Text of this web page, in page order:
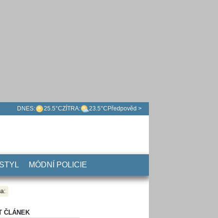
DNES: 25.5°CZÍTRA: 23.5°C Předpověd >
MÓDNÍ POLICIE
ČLÁNEK